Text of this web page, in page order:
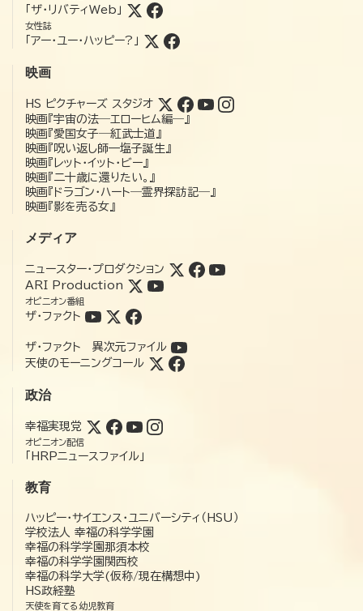
「ザ・リバティWeb」
女性誌
「アー・ユー・ハッピー?」
映画
HS ピクチャーズ スタジオ
映画『宇宙の法―エローヒム編―』
映画『愛国女子―紅武士道』
映画『呪い返し師—塩子誕生』
映画『レット・イット・ビー』
映画『二十歳に還りたい。』
映画『ドラゴン・ハート―霊界探訪記―』
映画『影を売る女』
メディア
ニュースター・プロダクション
ARI Production
オピニオン番組
ザ・ファクト
ザ・ファクト 異次元ファイル
天使のモーニングコール
政治
幸福実現党
オピニオン配信
「HRPニュースファイル」
教育
ハッピー・サイエンス・ユニバーシティ（HSU）
学校法人 幸福の科学学園
幸福の科学学園那須本校
幸福の科学学園関西校
幸福の科学大学(仮称/現在構想中)
HS政経塾
天使を育てる幼児教育